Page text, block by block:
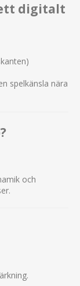
digitalt
spelkänsla nära
och